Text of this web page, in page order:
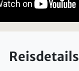
Reisdetails